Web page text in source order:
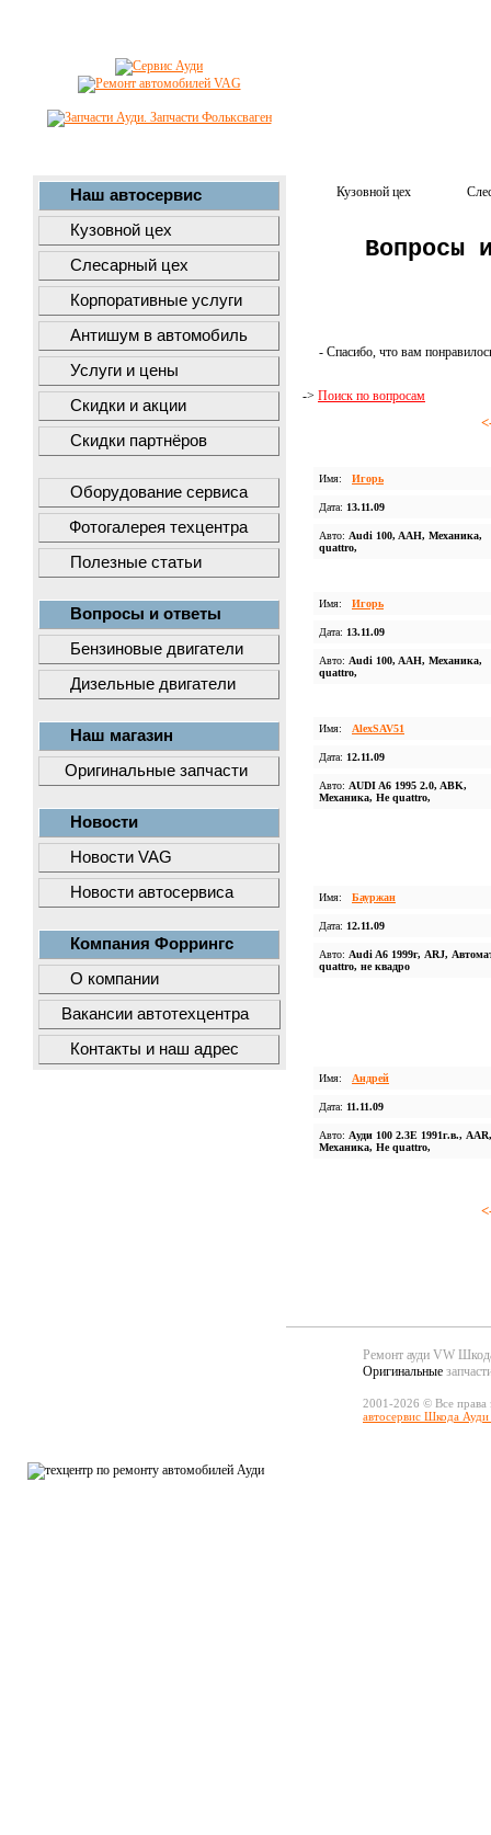
Наш автосервис
Кузовной цех
Слесарный цех
Корпоративные услуги
Антишум в автомобиль
Услуги и цены
Скидки и акции
Скидки партнёров
Оборудование сервиса
Фотогалерея техцентра
Полезные статьи
Вопросы и ответы
Бензиновые двигатели
Дизельные двигатели
Наш магазин
Оригинальные запчасти
Новости
Новости VAG
Новости автосервиса
Компания Форрингс
О компании
Вакансии автотехцентра
Контакты и наш адрес
Кузовной цех
Вопросы
- Спасибо, что вам
-> Поиск по вопросам
Имя: Игорь
Дата: 13.11.09
Авто: Audi 100, AAH, Механика,
quattro,
Имя: Игорь
Дата: 13.11.09
Авто: Audi 100, AAH, Механика,
quattro,
Имя: AlexSAV51
Дата: 12.11.09
Авто: AUDI A6 1995 2.0, ABK,
Механика, Не quattro,
Имя: Бауржан
Дата: 12.11.09
Авто: Audi A6 1999г, ARJ,
quattro, не квадро
Имя: Андрей
Дата: 11.11.09
Авто: Ауди 100 2.3Е 1991г.в., AAR,
Механика, Не quattro,
Ремонт ауди VW
Оригинальные
2001-2026 © Все
автосервис Шкода